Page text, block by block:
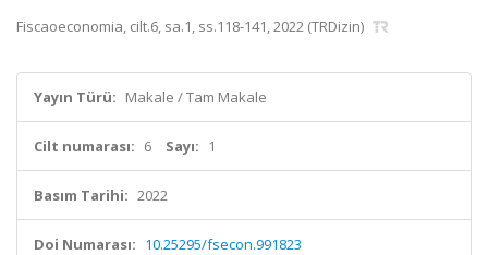
Fiscaoeconomia, cilt.6, sa.1, ss.118-141, 2022 (TRDizin)
Yayın Türü: Makale / Tam Makale
Cilt numarası: 6 Sayı: 1
Basım Tarihi: 2022
Doi Numarası: 10.25295/fsecon.991823